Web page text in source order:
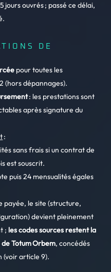
jours ouvrés ; passé ce délai,
DE
pour toutes les
(hors dépannages).
: les prestations sont
après signature du
:
sans frais si un contrat de
est souscrit.
puis 24 mensualités égales
payée, le site (structure,
devient pleinement
; les codes sources restent la
Totum Orbem, concédés
(voir article 9).